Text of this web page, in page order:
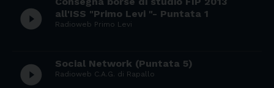
play_circle_filled
all'ISS "Primo Levi "- Puntata 1
Radioweb Primo Levi
play_circle_filled Social Network (Puntata 5)
Radioweb C.A.G. di Rapallo